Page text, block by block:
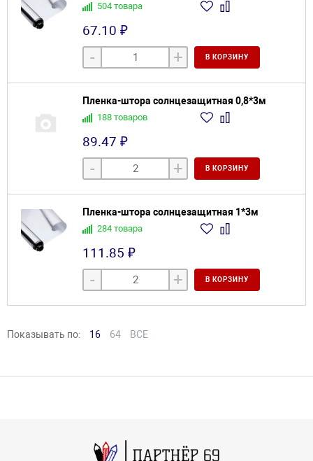
504 товара
67.10 ₽
- + В КОРЗИНУ
Пленка-штора солнцезащитная 0,8*3м
188 товаров
89.47 ₽
- + В КОРЗИНУ
Пленка-штора солнцезащитная 1*3м
284 товара
111.85 ₽
- + В КОРЗИНУ
Показывать по: 16 64 ВСЕ